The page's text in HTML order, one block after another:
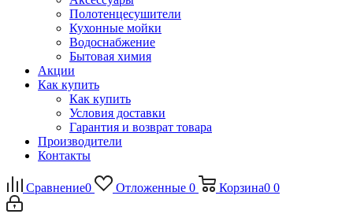
Полотенцесушители
Кухонные мойки
Водоснабжение
Бытовая химия
Акции
Как купить
Как купить
Условия доставки
Гарантия и возврат товара
Производители
Контакты
Сравнение0 Отложенные 0 Корзина0 0